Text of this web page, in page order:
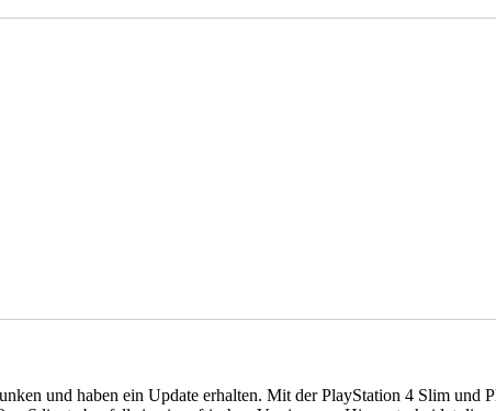
und haben ein Update erhalten. Mit der PlayStation 4 Slim und